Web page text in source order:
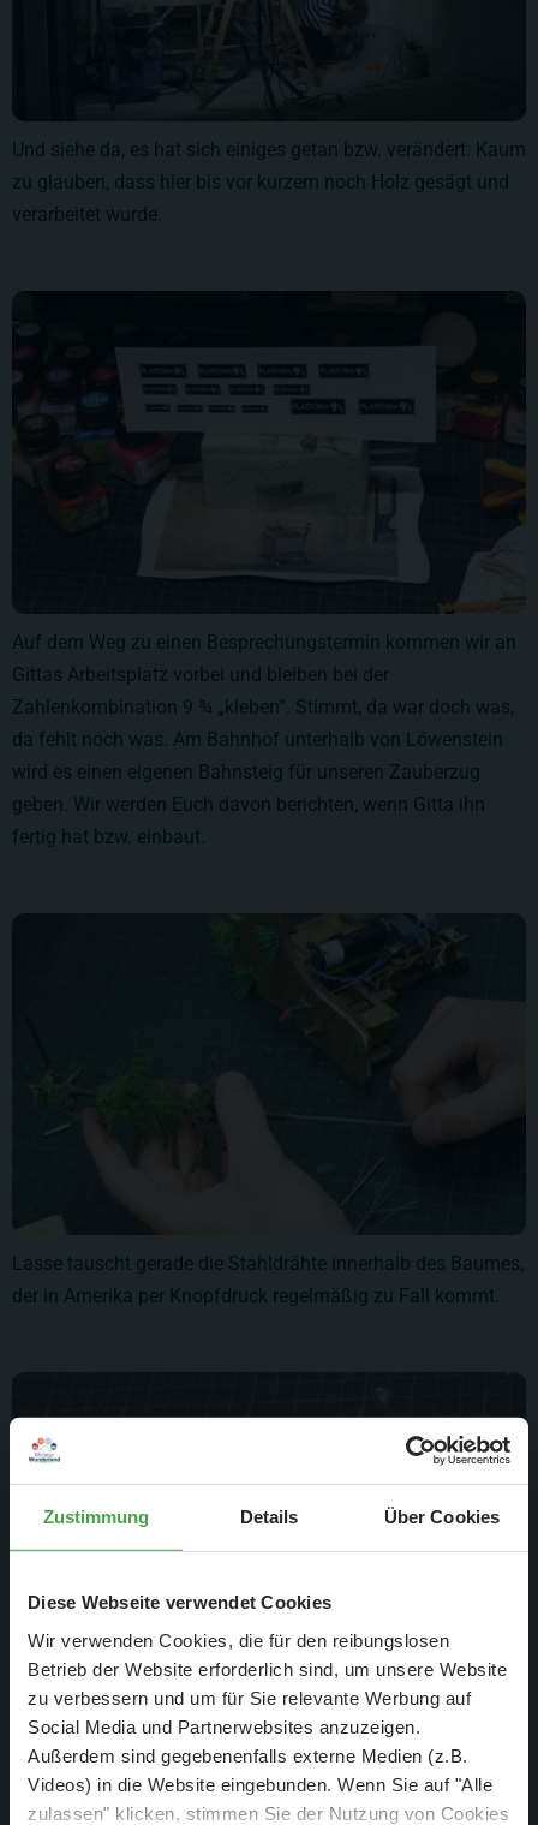
Zustimmung Details Über Cookies
Diese Webseite verwendet Cookies
Wir verwenden Cookies, die für den reibungslosen
Betrieb der Website erforderlich sind, um unsere Website
zu verbessern und um für Sie relevante Werbung auf
Social Media und Partnerwebsites anzuzeigen.
Außerdem sind gegebenenfalls externe Medien (z.B.
Videos) in die Website eingebunden. Wenn Sie auf "Alle
zulassen" klicken, stimmen Sie der Nutzung von Cookies
Und siehe da, es hat sich einiges getan bzw. verändert. Kaum
zu glauben, dass hier bis vor kurzem noch Holz gesägt und
verarbeitet wurde.
Auf dem Weg zu einen Besprechungstermin kommen wir an
Gittas Arbeitsplatz vorbei und bleiben bei der
Zahlenkombination 9 ¾ „kleben“. Stimmt, da war doch was,
da fehlt noch was. Am Bahnhof unterhalb von Löwenstein
wird es einen eigenen Bahnsteig für unseren Zauberzug
geben. Wir werden Euch davon berichten, wenn Gitta ihn
fertig hat bzw. einbaut.
Lasse tauscht gerade die Stahldrähte innerhalb des Baumes,
der in Amerika per Knopfdruck regelmäßig zu Fall kommt.
Nach gut zwei Jahren waren sie irgendwann so in
Mitleidenschaft gezogen worden, dass sich der Baum nicht
mehr richtig von selbst aufstellen konnte.